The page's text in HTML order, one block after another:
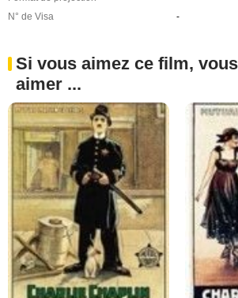
N° de Visa
-
Si vous aimez ce film,
aimer ...